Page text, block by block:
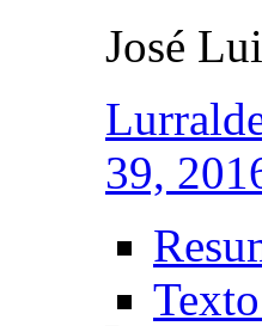
José
39,